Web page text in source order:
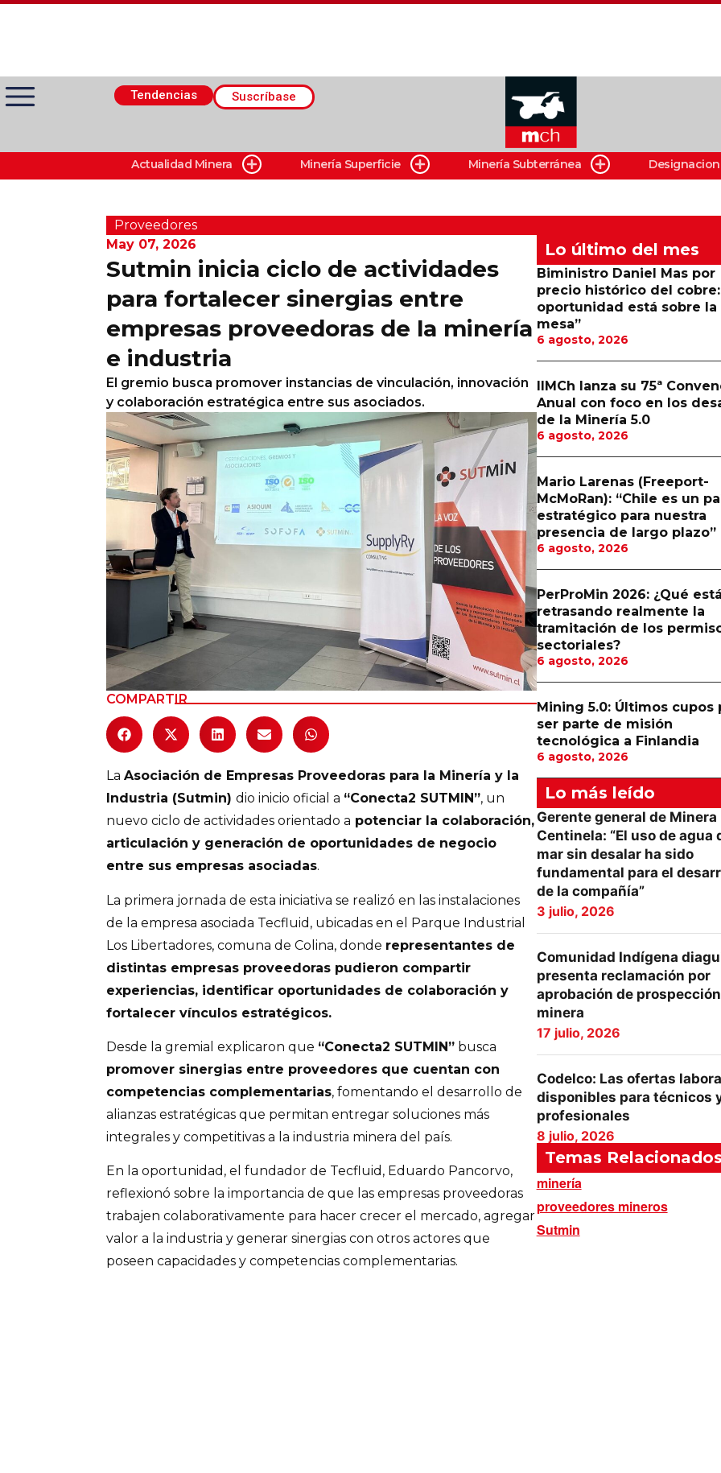
Tendencias Suscríbase
Actualidad Minera
Minería Superficie
Minerí­a Subterránea
Columnas de Opinión
Calendario de Eventos
Actualidad Minera Minería Superficie Minería Subterránea
Proveedores
May 07, 2026
Sutmin inicia ciclo de actividades
para fortalecer sinergias entre
empresas proveedoras de la minería
e industria
El gremio busca promover instancias de vinculación, innovación
y colaboración estratégica entre sus asociados.
COMPARTIR
La Asociación de Empresas Proveedoras para la Minería y la
Industria (Sutmin) dio inicio oficial a “Conecta2 SUTMIN”, un
nuevo ciclo de actividades orientado a potenciar la colaboración,
articulación y generación de oportunidades de negocio
entre sus empresas asociadas.
La primera jornada de esta iniciativa se realizó en las instalaciones
de la empresa asociada Tecfluid, ubicadas en el Parque Industrial
Los Libertadores, comuna de Colina, donde representantes de
distintas empresas proveedoras pudieron compartir
experiencias, identificar oportunidades de colaboración y
fortalecer vínculos estratégicos.
Desde la gremial explicaron que “Conecta2 SUTMIN” busca
promover sinergias entre proveedores que cuentan con
competencias complementarias, fomentando el desarrollo de
alianzas estratégicas que permitan entregar soluciones más
integrales y competitivas a la industria minera del país.
En la oportunidad, el fundador de Tecfluid, Eduardo Pancorvo,
reflexionó sobre la importancia de que las empresas proveedoras
trabajen colaborativamente para hacer crecer el mercado, agregar
valor a la industria y generar sinergias con otros actores que
poseen capacidades y competencias complementarias.
Lo último del mes
Biministro Daniel Mas por
precio histórico del cobre:
oportunidad está sobre la
mesa”
6 agosto, 2026
IIMCh lanza su 75ª
Anual con foco en los
de la Minería 5.0
6 agosto, 2026
Mario Larenas (Freeport-
McMoRan): “Chile es un
estratégico para nuestra
presencia de largo plazo”
6 agosto, 2026
PerProMin 2026: ¿Qué
retrasando realmente la
tramitación de los
sectoriales?
6 agosto, 2026
Mining 5.0: Últimos cupos
ser parte de misión
tecnológica a Finlandia
6 agosto, 2026
Lo más leído
Gerente general de Minera
Centinela: “El uso de agua
mar sin desalar ha sido
fundamental para el
de la compañía”
3 julio, 2026
Comunidad Indígena
presenta reclamación por
aprobación de prospección
minera
17 julio, 2026
Codelco: Las ofertas
disponibles para técnicos
profesionales
8 julio, 2026
Temas
minería
proveedores mineros
Sutmin